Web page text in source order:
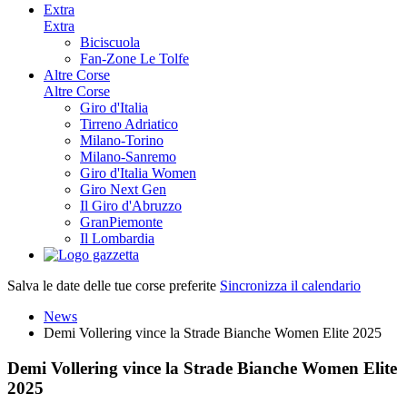
Extra
Extra
Biciscuola
Fan-Zone Le Tolfe
Altre Corse
Altre Corse
Giro d'Italia
Tirreno Adriatico
Milano-Torino
Milano-Sanremo
Giro d'Italia Women
Giro Next Gen
Il Giro d'Abruzzo
GranPiemonte
Il Lombardia
Salva le date delle tue corse preferite Sincronizza il calendario
News
Demi Vollering vince la Strade Bianche Women Elite 2025
Demi Vollering vince la Strade Bianche Women Elite
2025